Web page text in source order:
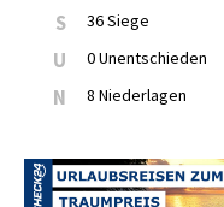
S 36 Siege
U 0 Unentschieden
N 8 Niederlagen